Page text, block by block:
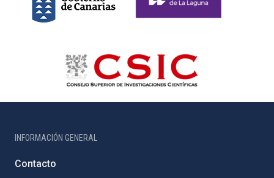
INFORMACIÓN GENERAL
Contacto